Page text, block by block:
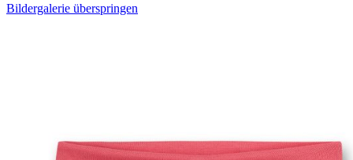
Bildergalerie überspringen